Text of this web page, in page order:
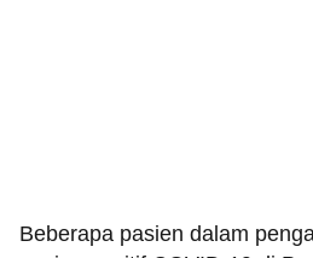
Beberapa pasien dalam